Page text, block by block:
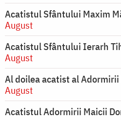
Acatistul Sfântului Maxim
August
Acatistul Sfântului Ierarh
August
Al doilea acatist al
August
Acatistul Adormirii Maicii